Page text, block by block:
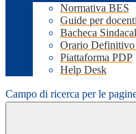
Normativa BES
Guide per docenti
Bacheca
Orario Definitivo
Piattaforma PDP
Help Desk
Campo di ricerca per le